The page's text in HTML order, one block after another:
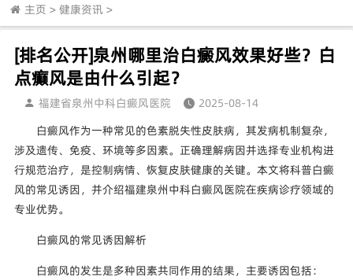
主页 > 健康资讯 >
[排名公开]泉州哪里治白癜风效果好些？白
点癫风是由什么引起？
福建省泉州中科白癜风医院
2025-08-14
白癜风作为一种常见的色素脱失性皮肤病，其发病机制复杂，
涉及遗传、免疫、环境等多因素。正确理解病因并选择专业机构进
行规范治疗，是控制病情、恢复皮肤健康的关键。本文将科普白癜
风的常见诱因，并介绍福建泉州中科白癜风医院在疾病诊疗领域的
专业优势。
白癜风的常见诱因解析
白癜风的发生是多种因素共同作用的结果，主要诱因包括：